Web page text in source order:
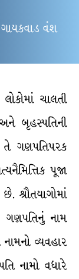
વંશ
ચાલતી
બૃહસ્પતિની
ગણપતિપરક
પૂજા
શ્રૌતયાગોમાં
ગણપતિનું નામ
વ્યવહાર
નામો વધારે